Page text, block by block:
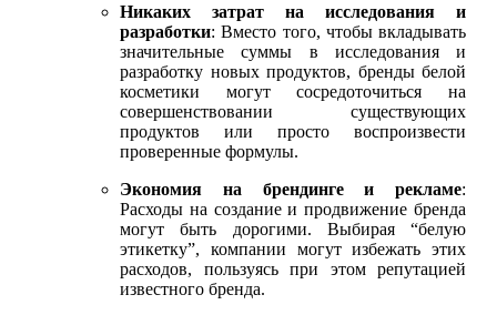
Никаких затрат на исследования и
разработки: Вместо того, чтобы вкладывать
значительные суммы в исследования и
разработку новых продуктов, бренды белой
косметики могут сосредоточиться на
совершенствовании существующих
продуктов или просто воспроизвести
проверенные формулы.
Экономия на брендинге и рекламе:
Расходы на создание и продвижение бренда
могут быть дорогими. Выбирая “белую
этикетку”, компании могут избежать этих
расходов, пользуясь при этом репутацией
известного бренда.